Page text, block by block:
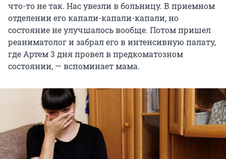
что-то не так. Нас увезли в больницу. В приемном
отделении его капали-капали-капали, но
состояние не улучшалось вообще. Потом пришел
реаниматолог и забрал его в интенсивную палату,
где Артем 3 дня провел в предкоматозном
состоянии, — вспоминает мама.